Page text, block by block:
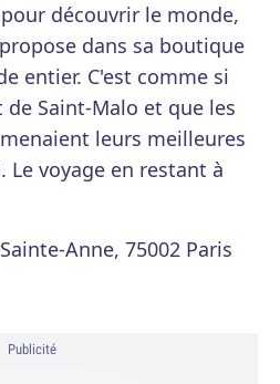
découvrir le monde,
dans sa boutique
entier. C'est comme si
Saint-Malo et que les
leurs meilleures
voyage en restant à
Anne, 75002 Paris
Publicité